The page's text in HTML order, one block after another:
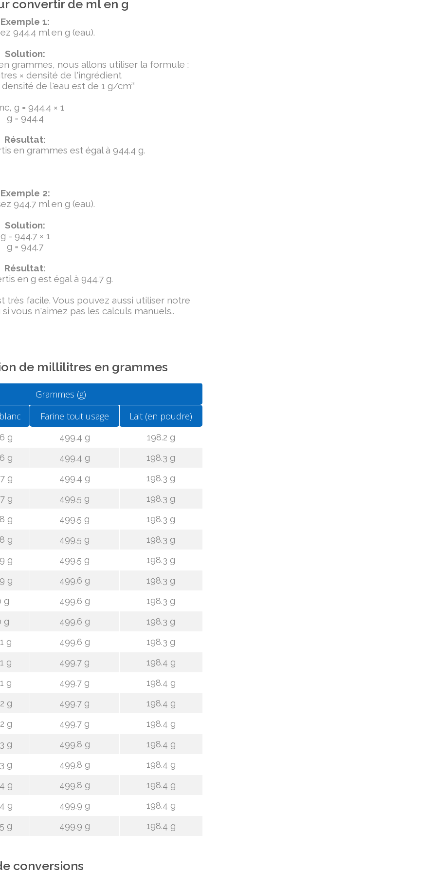
convertir de ml en g
Exemple 1:
944.4 ml en g (eau).
Solution:
grammes, nous allons utiliser la formule :
× densité de l'ingrédient
de l'eau est de 1 g/cm³
g = 944.4 × 1
g = 944.4
Résultat:
en grammes est égal à 944.4 g.
Exemple 2:
944.7 ml en g (eau).
Solution:
g = 944.7 × 1
g = 944.7
Résultat:
en g est égal à 944.7 g.
très facile. Vous pouvez aussi utiliser notre
vous n'aimez pas les calculs manuels..
de millilitres en grammes
Grammes (g)
Farine tout usage Lait (en poudre)
g 499.4 g
198.2 g
g
499.4 g
198.3 g
g
499.4 g
198.3 g
g
499.5 g
198.3 g
g
499.5 g
198.3 g
g
499.5 g
198.3 g
g
499.5 g
198.3 g
g
499.6 g
198.3 g
g
499.6 g
198.3 g
g
499.6 g
198.3 g
g
499.6 g
198.3 g
g
499.7 g
198.4 g
g
499.7 g
198.4 g
g
499.7 g
198.4 g
g
499.7 g
198.4 g
g
499.8 g
198.4 g
g
499.8 g
198.4 g
g
499.8 g
198.4 g
g
499.9 g
198.4 g
g
499.9 g 198.4 g
conversions